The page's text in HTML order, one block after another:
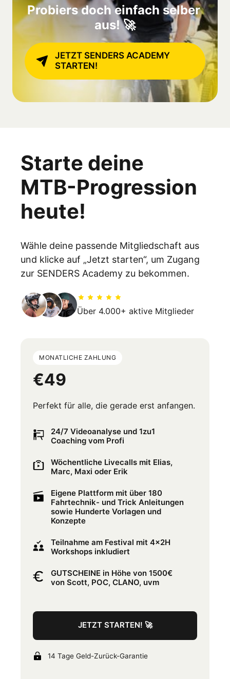
Probiers doch einfach selber
aus! 🚀
JETZT SENDERS ACADEMY
STARTEN!
Starte deine
MTB-Progression
heute!
Wähle deine passende Mitgliedschaft aus
und klicke auf „Jetzt starten“, um Zugang
zur SENDERS Academy zu bekommen.
Über 4.000+ aktive Mitglieder
MONATLICHE ZAHLUNG
€49
Perfekt für alle, die gerade erst anfangen.
24/7 Videoanalyse und 1zu1
Coaching vom Profi
Wöchentliche Livecalls mit Elias,
Marc, Maxi oder Erik
Eigene Plattform mit über 180
Fahrtechnik- und Trick Anleitungen
sowie Hunderte Vorlagen und
Konzepte
Teilnahme am Festival mit 4x2H
Workshops inkludiert
GUTSCHEINE in Höhe von 1500€
von Scott, POC, CLANO, uvm
JETZT STARTEN! 🚀
14 Tage Geld-Zurück-Garantie